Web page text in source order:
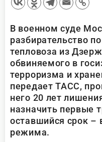
В военном суде
разбирательство
тепловоза из
обвиняемого в
терроризма и
передает ТАСС,
него 20 лет
назначить первые
оставшийся срок –
режима.